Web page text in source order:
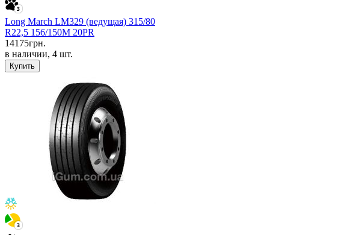
Long March LM329 (ведущая) 315/80
R22,5 156/150M 20PR
14175грн.
в наличии, 4 шт.
Купить